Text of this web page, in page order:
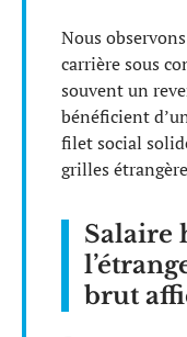
Nous
carrière sous
souvent un
bénéficient
filet social
grilles
Salaire
brut